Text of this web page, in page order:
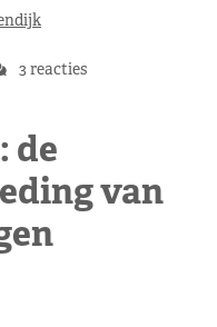
3 reacties
de
van